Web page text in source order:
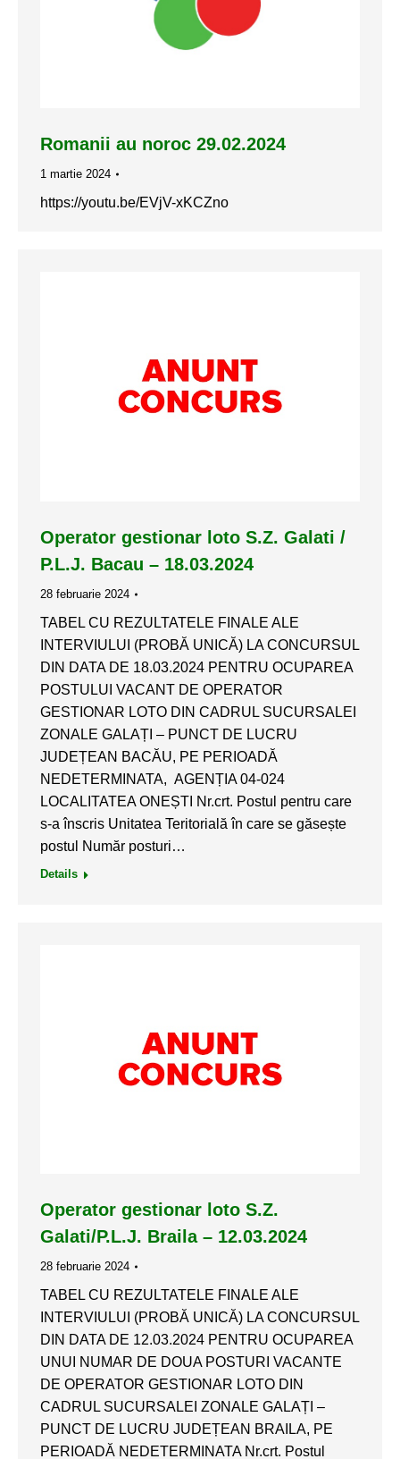
Romanii au noroc 29.02.2024
1 martie 2024
https://youtu.be/EVjV-xKCZno
Operator gestionar loto S.Z. Galati /
P.L.J. Bacau – 18.03.2024
28 februarie 2024
TABEL CU REZULTATELE FINALE ALE
INTERVIULUI (PROBĂ UNICĂ) LA CONCURSUL
DIN DATA DE 18.03.2024 PENTRU OCUPAREA
POSTULUI VACANT DE OPERATOR
GESTIONAR LOTO DIN CADRUL SUCURSALEI
ZONALE GALAȚI – PUNCT DE LUCRU
JUDEȚEAN BACĂU, PE PERIOADĂ
NEDETERMINATA, AGENȚIA 04-024
LOCALITATEA ONEȘTI Nr.crt. Postul pentru care
s-a înscris Unitatea Teritorială în care se găsește
postul Număr posturi…
Details
Operator gestionar loto S.Z.
Galati/P.L.J. Braila – 12.03.2024
28 februarie 2024
TABEL CU REZULTATELE FINALE ALE
INTERVIULUI (PROBĂ UNICĂ) LA CONCURSUL
DIN DATA DE 12.03.2024 PENTRU OCUPAREA
UNUI NUMAR DE DOUA POSTURI VACANTE
DE OPERATOR GESTIONAR LOTO DIN
CADRUL SUCURSALEI ZONALE GALAȚI –
PUNCT DE LUCRU JUDEȚEAN BRAILA, PE
PERIOADĂ NEDETERMINATA Nr.crt. Postul